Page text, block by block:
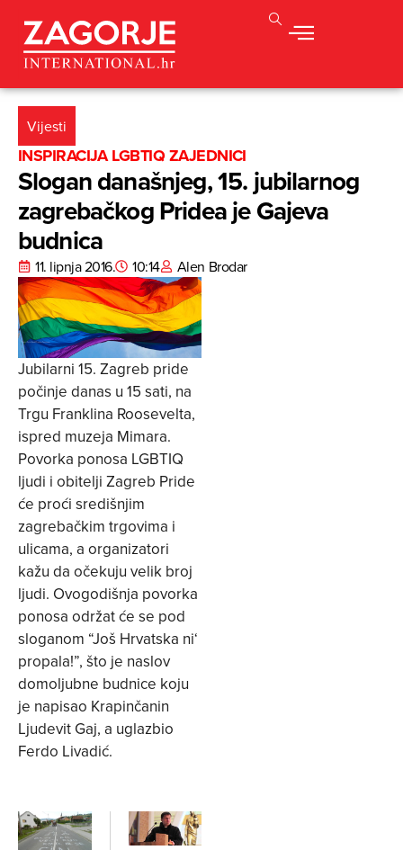
Vijesti
INSPIRACIJA LGBTIQ ZAJEDNICI
Slogan današnjeg, 15. jubilarnog
zagrebačkog Pridea je Gajeva
budnica
11. lipnja 2016. 10:14 Alen Brodar
Jubilarni 15. Zagreb pride
počinje danas u 15 sati, na
Trgu Franklina Roosevelta,
ispred muzeja Mimara.
Povorka ponosa LGBTIQ
ljudi i obitelji Zagreb Pride
će proći središnjim
zagrebačkim trgovima i
ulicama, a organizatori
kažu da očekuju velik broj
ljudi. Ovogodišnja povorka
ponosa održat će se pod
sloganom “Još Hrvatska ni‘
propala!”, što je naslov
domoljubne budnice koju
je napisao Krapinčanin
Ljudevit Gaj, a uglazbio
Ferdo Livadić.